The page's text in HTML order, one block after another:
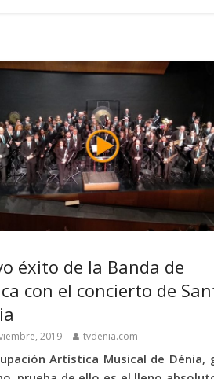
éxito de la Banda de
con el concierto de
2019 tvdenia.com
Artística Musical de Dénia,